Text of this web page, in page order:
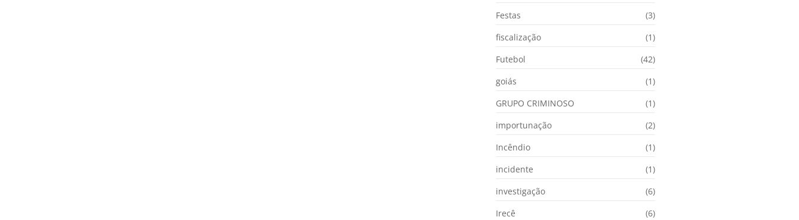
Festas
(3)
fiscalização
(1)
Futebol
(42)
goiás
(1)
GRUPO CRIMINOSO
(1)
importunação
(2)
Incêndio
(1)
incidente
(1)
investigação
(6)
Irecê
(6)